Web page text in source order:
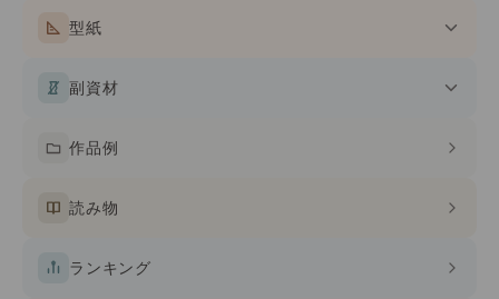
型紙
副資材
作品例
読み物
ランキング